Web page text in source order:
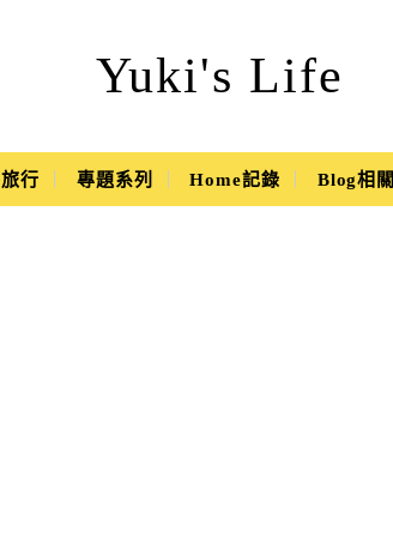
Yuki's Life
行 專題系列 Home記錄 Blog相關